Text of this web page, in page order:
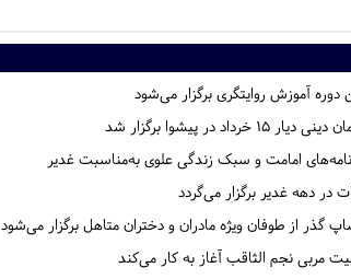
آموزش روایتگری برگزار می‌شود
در پیشوا برگزار شد
امامت و سبک زندگی علوی به‌مناسبت غدیر
دهه غدیر برگزار می‌گردد
گذر از طوفان ویژه مادران و دختران متاهل برگزار می‌شود
مربی نجم الثاقب آغاز به کار می‌کند